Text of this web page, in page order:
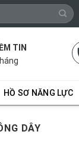
TIN
HỒ SƠ NĂNG LỰC
DÂY